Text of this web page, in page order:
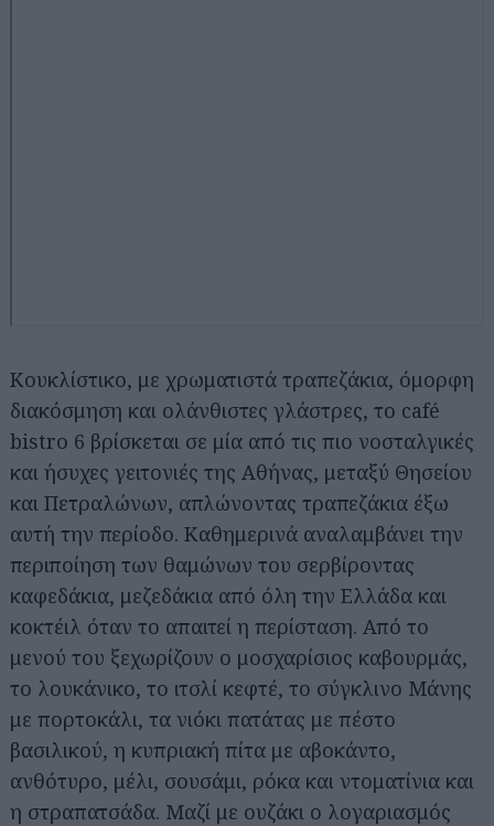
Κουκλίστικο, με χρωματιστά τραπεζάκια, όμορφη
διακόσμηση και ολάνθιστες γλάστρες, το café
bistro 6 βρίσκεται σε μία από τις πιο νοσταλγικές
και ήσυχες γειτονιές της Αθήνας, μεταξύ Θησείου
και Πετραλώνων, απλώνοντας τραπεζάκια έξω
αυτή την περίοδο. Καθημερινά αναλαμβάνει την
περιποίηση των θαμώνων του σερβίροντας
καφεδάκια, μεζεδάκια από όλη την Ελλάδα και
κοκτέιλ όταν το απαιτεί η περίσταση. Από το
μενού του ξεχωρίζουν ο μοσχαρίσιος καβουρμάς,
το λουκάνικο, το ιτσλί κεφτέ, το σύγκλινο Μάνης
με πορτοκάλι, τα νιόκι πατάτας με πέστο
βασιλικού, η κυπριακή πίτα με αβοκάντο,
ανθότυρο, μέλι, σουσάμι, ρόκα και ντοματίνια και
η στραπατσάδα. Μαζί με ουζάκι ο λογαριασμός